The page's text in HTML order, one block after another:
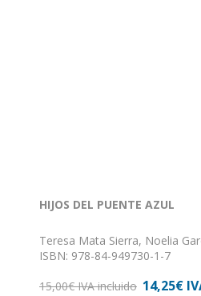
HIJOS DEL PUENTE AZUL
Teresa Mata Sierra, Noelia
ISBN: 978-84-949730-1-7
Nº de páginas: 48
15,00€ IVA incluido 14,25€